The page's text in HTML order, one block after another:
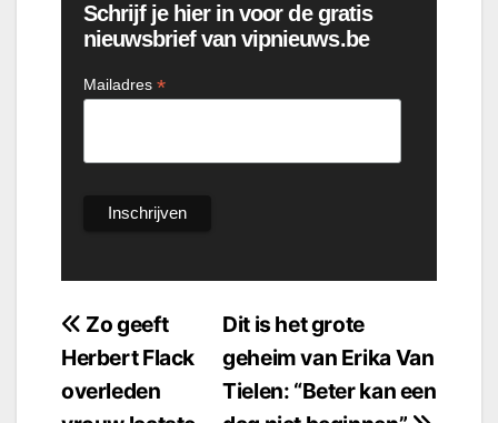
Schrijf je hier in voor de gratis
nieuwsbrief van vipnieuws.be
Mailadres *
Bericht
navigatie
Dit is het grote
geheim van Erika Van
Tielen: “Beter kan een
Zo geeft
Herbert Flack
overleden